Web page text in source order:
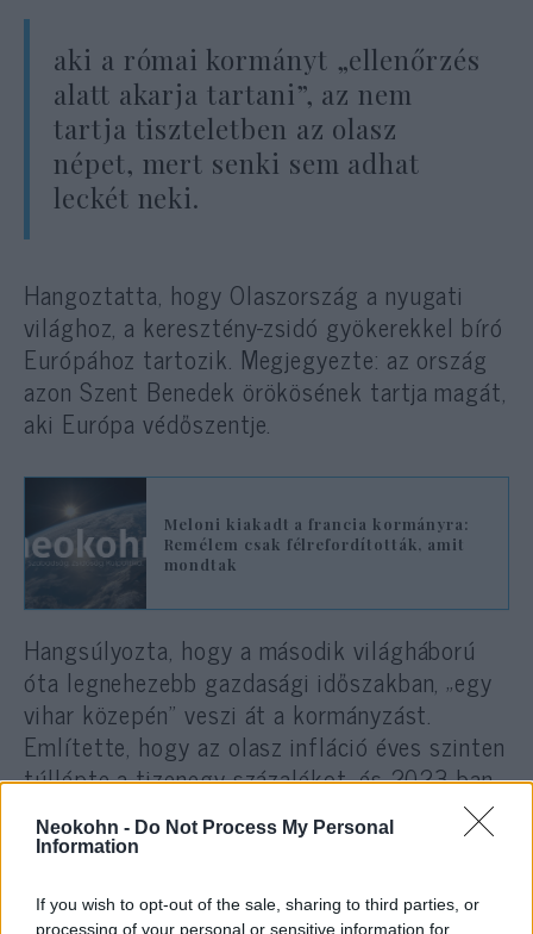
Neokohn - Do Not Process My Personal
Information
If you wish to opt-out of the sale, sharing to third parties, or
processing of your personal or sensitive information for
aki a római kormányt „ellenőrzés
alatt akarja tartani”, az nem
tartja tiszteletben az olasz
népet, mert senki sem adhat
leckét neki.
Hangoztatta, hogy Olaszország a nyugati
világhoz, a keresztény-zsidó gyökerekkel bíró
Európához tartozik. Megjegyezte: az ország
azon Szent Benedek örökösének tartja magát,
aki Európa védőszentje.
Meloni kiakadt a francia kormányra:
Remélem csak félrefordították, amit
mondtak
Hangsúlyozta, hogy a második világháború
óta legnehezebb gazdasági időszakban, „egy
vihar közepén” veszi át a kormányzást.
Említette, hogy az olasz infláció éves szinten
túllépte a tizenegy százalékot, és 2023-ban
recesszió várható. A tervezett pénzügyi-
gazdasági intézkedések között az FdI
nemzeti erőforrások kiaknázását,